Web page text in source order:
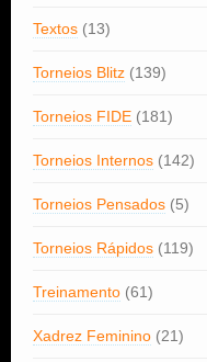
Textos (13)
Torneios Blitz (139)
Torneios FIDE (181)
Torneios Internos (142)
Torneios Pensados (5)
Torneios Rápidos (119)
Treinamento (61)
Xadrez Feminino (21)